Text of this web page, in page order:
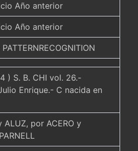
Año anterior
Año anterior
) S. B. CHI vol. 26.-
Enrique.- C nacida en
ALUZ, por ACERO y